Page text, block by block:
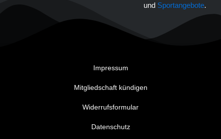
und Sportangebote.
Impressum
Mitgliedschaft kündigen
Widerrufsformular
Datenschutz